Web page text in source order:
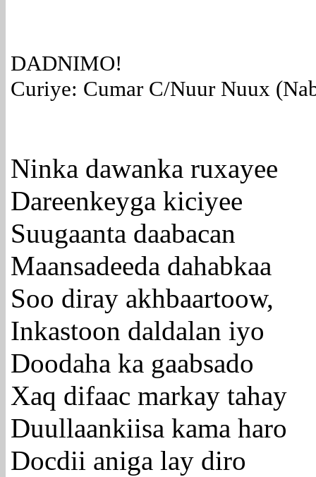
DADNIMO!
Curiye: Cumar C/Nuur Nuux
Ninka dawanka ruxayee
Dareenkeyga kiciyee
Suugaanta daabacan
Maansadeeda dahabkaa
Soo diray akhbaartoow,
Inkastoon daldalan iyo
Doodaha ka gaabsado
Xaq difaac markay tahay
Duullaankiisa kama haro
Docdii aniga lay diro